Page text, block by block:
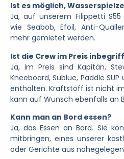
Ist es möglich,
Ja, auf unserem Filippetti S55
wie Seabob, Efoil, Anti-
mehr gemietet werden.
Ist die Crew im Preis
Ja, im Preis sind Kapitän,
Kneeboard, Sublue, Paddle
enthalten. Kraftstoff ist nicht
kann auf Wunsch ebenfalls an
Kann man an Bord essen?
Ja, das Essen an Bord. Sie
mitbringen, eines unserer
oder Gerichte aus